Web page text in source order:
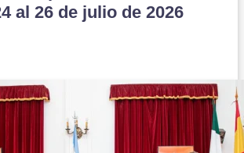
al 26 de julio de 2026